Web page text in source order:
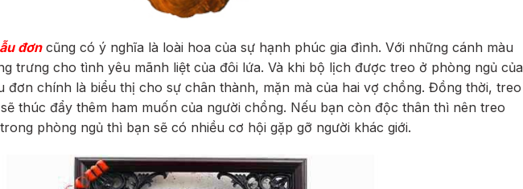
đơncũng có ý nghĩa là loài hoa của sự hạnh phúc gia đình. Với những cánh màu
trưng cho tình yêu mãnh liệt của đôi lứa. Và khi bộ lịch được treo ở phòng ngủ của
đơn chính là biểu thị cho sự chân thành, mặn mà của hai vợ chồng. Đồng thời, treo
thúc đẩy thêm ham muốn của người chồng. Nếu bạn còn độc thân thì nên treo
phòng ngủ thì bạn sẽ có nhiều cơ hội gặp gỡ người khác giới.